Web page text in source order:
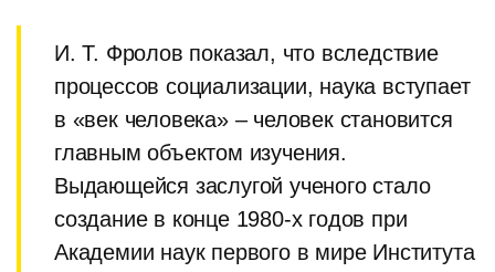
И. Т. Фролов показал, что вследствие
процессов социализации, наука вступает
в «век человека» – человек становится
главным объектом изучения.
Выдающейся заслугой ученого стало
создание в конце 1980-х годов при
Академии наук первого в мире Института